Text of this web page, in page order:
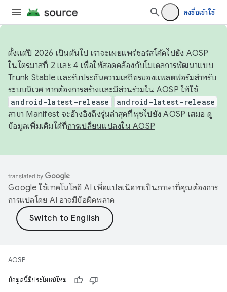
ลงชื่อเข้าใช้
ตั้งแต่ปี 2026 เป็นต้นไป เราจะเผยแพร่ซอร์สโค้ดไปยัง AOSP
ในไตรมาสที่ 2 และ 4 เพื่อให้สอดคล้องกับโมเดลการพัฒนาแบบ
Trunk Stable และรับประกันความเสถียรของแพลตฟอร์มสำหรับ
ระบบนิเวศ หากต้องการสร้างและมีส่วนร่วมใน AOSP ให้ใช้
android-latest-release android-latest-release
สาขา Manifest จะอ้างอิงถึงรุ่นล่าสุดที่พุชไปยัง AOSP เสมอ ดู
ข้อมูลเพิ่มเติมได้ที่การเปลี่ยนแปลงใน AOSP
Google ใช้เทคโนโลยี AI เพื่อแปลเนื้อหาเป็นภาษาที่คุณต้องการ
การแปลโดย AI อาจมีข้อผิดพลาด
AOSP
ข้อมูลนี้มีประโยชน์ไหม